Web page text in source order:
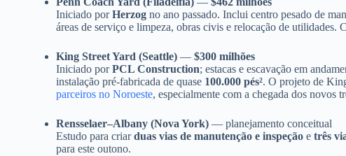
Iniciado porHerzog no ano passado. Inclui centro pesado de
áreas de serviço e limpeza, obras civis e relocação de utilidades.
King Street Yard (Seattle) — $300 milhões
Iniciado porPCL Construction; estacas e escavação em
instalação pré-fabricada de quase 100.000 pés². O projeto de
parceiros no Noroeste, especialmente com a chegada dos novos
Rensselaer–Albany (Nova York) — planejamento conceitual
Estudo para criarduas vias de manutenção e inspeção e três
para este outono.